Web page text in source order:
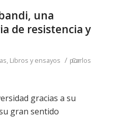
una
de resistencia y
, Libros y ensayos / por
Carlos
gracias a su
gran sentido